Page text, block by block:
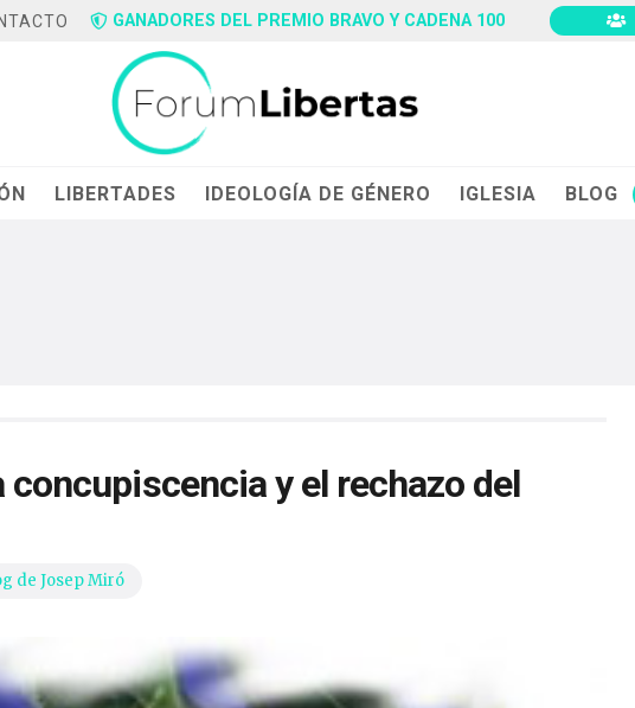
GANADORES DEL PREMIO BRAVO Y CADENA 100
LIBERTADES IDEOLOGÍA DE GÉNERO IGLESIA BLOG
y el rechazo del
de Josep Miró